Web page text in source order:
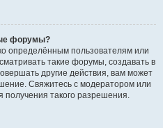
форумы?
определённым пользователям или
такие форумы, создавать в
другие действия, вам может
Свяжитесь с модератором или
такого разрешения.